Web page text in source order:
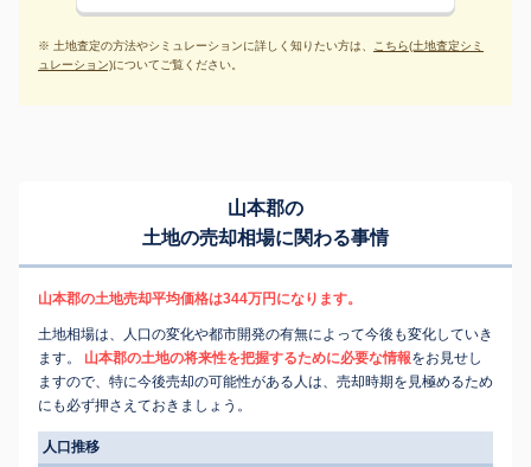
※ 土地査定の方法やシミュレーションに詳しく知りたい方は、 こちら(土地査定シミ
ュレーション)についてご覧ください。
山本郡の
土地の売却相場に関わる事情
山本郡の土地売却平均価格は344万円になります。
土地相場は、人口の変化や都市開発の有無によって今後も変化していき
ます。
山本郡の土地の将来性を把握するために必要な情報をお見せし
ますので、特に今後売却の可能性がある人は、売却時期を見極めるため
にも必ず押さえておきましょう。
人口推移